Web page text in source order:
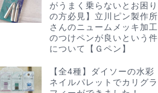
がうまく乗らないとお困り
の方必見】立川ピン製作所
さんのニュームメッキ加工
のつけペンが良いという件
について【Ｇペン】
【全4種】ダイソーの水彩
ネイルパレットでカリグラ